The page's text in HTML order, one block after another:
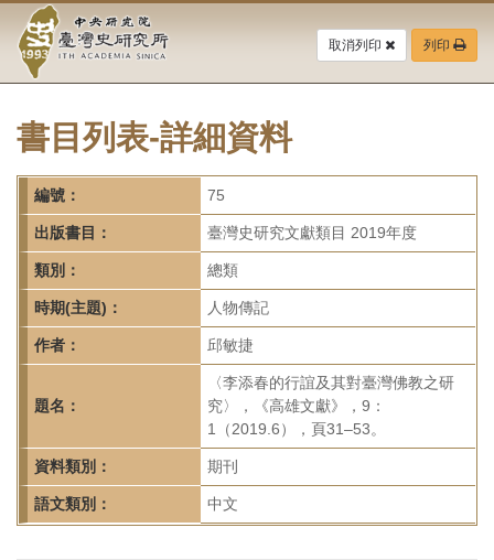
要
中
央
研
究
院-
臺
灣
史
研
究
所-
首
頁
取消列印 列印
書目列表-詳細資料
編號： 75
出版書目： 臺灣史研究文獻類目 2019年度
類別： 總類
時期(主題)： 人物傳記
作者： 邱敏捷
題名：
〈李添春的行誼及其對臺灣佛教之研
究〉，《高雄文獻》，9：
1（2019.6），頁31–53。
資料類別： 期刊
語文類別： 中文